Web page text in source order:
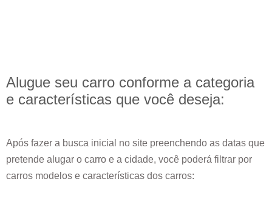
Alugue seu carro conforme a categoria
e características que você deseja:
Após fazer a busca inicial no site preenchendo as datas que
pretende alugar o carro e a cidade, você poderá filtrar por
carros modelos e características dos carros: